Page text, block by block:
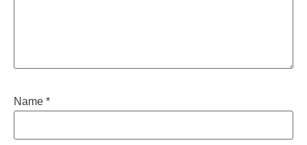
Name *